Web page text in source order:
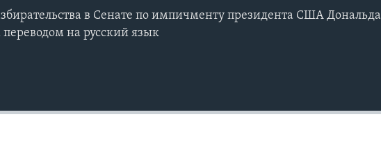
в Сенате по импичменту президента США Дональда
на русский язык